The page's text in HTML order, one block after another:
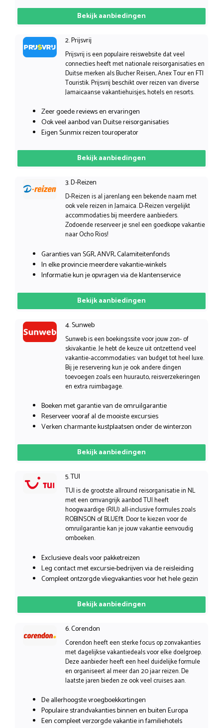
Bekijk aanbiedingen
2. Prijsvrij
Prijsvrij is een populaire reiswebsite dat veel
connecties heeft met nationale reisorganisaties en
Duitse merken als Bucher Reisen, Anex Tour en FTI
Touristik. Prijsvrij beschikt over reizen van diverse
Jamaicaanse vakantiehuisjes, hotels en resorts.
Zeer goede reviews en ervaringen
Ook veel aanbod van Duitse reisorganisaties
Eigen Sunmix reizen touroperator
Bekijk aanbiedingen
3. D-Reizen
D-Reizen is al jarenlang een bekende naam met
ook vele reizen in Jamaica. D-Reizen vergelijkt
accommodaties bij meerdere aanbieders.
Zodoende reserveer je snel een goedkope vakantie
naar Ocho Rios!
Garanties van SGR, ANVR, Calamiteitenfonds
In elke provincie meerdere vakantie-winkels
Informatie kun je opvragen via de klantenservice
Bekijk aanbiedingen
4. Sunweb
Sunweb is een boekingssite voor jouw zon- of
skivakantie. Je hebt de keuze uit ontzettend veel
vakantie-accommodaties: van budget tot heel luxe.
Bij je reservering kun je ook andere dingen
toevoegen zoals een huurauto, reisverzekeringen
en extra ruimbagage.
Boeken met garantie van de omruilgarantie
Reserveer vooraf al de mooiste excursies
Verken charmante kustplaatsen onder de winterzon
Bekijk aanbiedingen
5. TUI
TUI is de grootste allround reisorganisatie in NL
met een omvangrijk aanbod TUI heeft
hoogwaardige (RIU) all-inclusive formules zoals
ROBINSON of BLUEf!t. Door te kiezen voor de
omruilgarantie kan je jouw vakantie eenvoudig
omboeken.
Exclusieve deals voor pakketreizen
Leg contact met excursie-bedrijven via de reisleiding
Compleet ontzorgde vliegvakanties voor het hele gezin
Bekijk aanbiedingen
6. Corendon
Corendon heeft een sterke focus op zonvakanties
met dagelijkse vakantiedeals voor elke doelgroep.
Deze aanbieder heeft een heel duidelijke formule
en organiseert al meer dan 20 jaar reizen. De
laatste jaren bieden ze ook veel cruises aan.
De allerhoogste vroegboekkortingen
Populaire strandvakanties binnen en buiten Europa
Een compleet verzorgde vakantie in familiehotels